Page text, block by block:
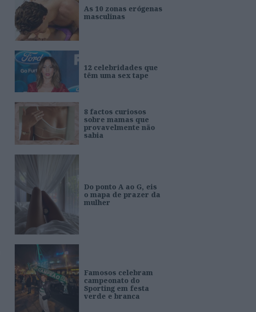
As 10 zonas erógenas
masculinas
12 celebridades que
têm uma sex tape
8 factos curiosos
sobre mamas que
provavelmente não
sabia
Do ponto A ao G, eis
o mapa de prazer da
mulher
Famosos celebram
campeonato do
Sporting em festa
verde e branca